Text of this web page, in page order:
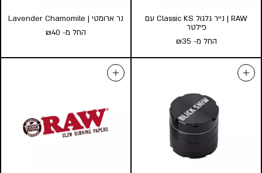
RAW | נייר גלגול Classic KS עם
פילטר
החל מ-
₪35
פילטר
החל מ- ₪ 35
כמות במארז:
5
24
נר ארומטי | Lavender Chamomile
החל מ-
₪40
גודל: